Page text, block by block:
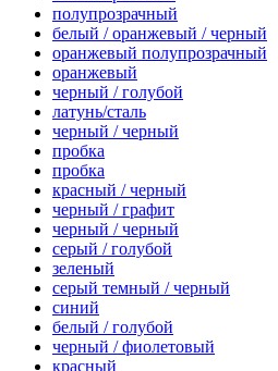
полупрозрачный
белый / оранжевый / черный
оранжевый полупрозрачный
оранжевый
черный / голубой
латунь/сталь
черный / черный
пробка
пробка
красный / черный
черный / графит
черный / черный
серый / голубой
зеленый
серый темный / черный
синий
белый / голубой
черный / фиолетовый
красный